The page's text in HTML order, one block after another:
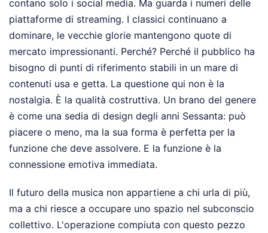
contano solo i social media. Ma guarda i numeri delle
piattaforme di streaming. I classici continuano a
dominare, le vecchie glorie mantengono quote di
mercato impressionanti. Perché? Perché il pubblico ha
bisogno di punti di riferimento stabili in un mare di
contenuti usa e getta. La questione qui non è la
nostalgia. È la qualità costruttiva. Un brano del genere
è come una sedia di design degli anni Sessanta: può
piacere o meno, ma la sua forma è perfetta per la
funzione che deve assolvere. E la funzione è la
connessione emotiva immediata.
Il futuro della musica non appartiene a chi urla di più,
ma a chi riesce a occupare uno spazio nel subconscio
collettivo. L'operazione compiuta con questo pezzo